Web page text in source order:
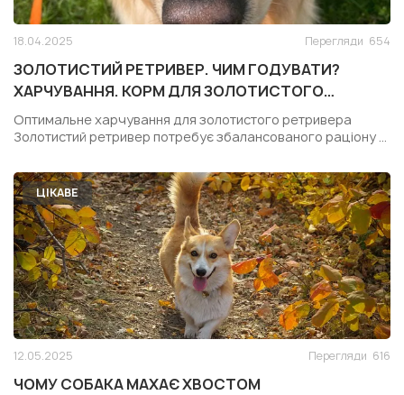
18.04.2025 Перегляди 654
ЗОЛОТИСТИЙ РЕТРИВЕР. ЧИМ ГОДУВАТИ?
ХАРЧУВАННЯ. КОРМ ДЛЯ ЗОЛОТИСТОГО
РЕТРИВЕРА
Оптимальне харчування для золотистого ретривера
Золотистий ретривер потребує збалансованого раціону ...
ЦІКАВЕ
12.05.2025 Перегляди 616
ЧОМУ СОБАКА МАХАЄ ХВОСТОМ